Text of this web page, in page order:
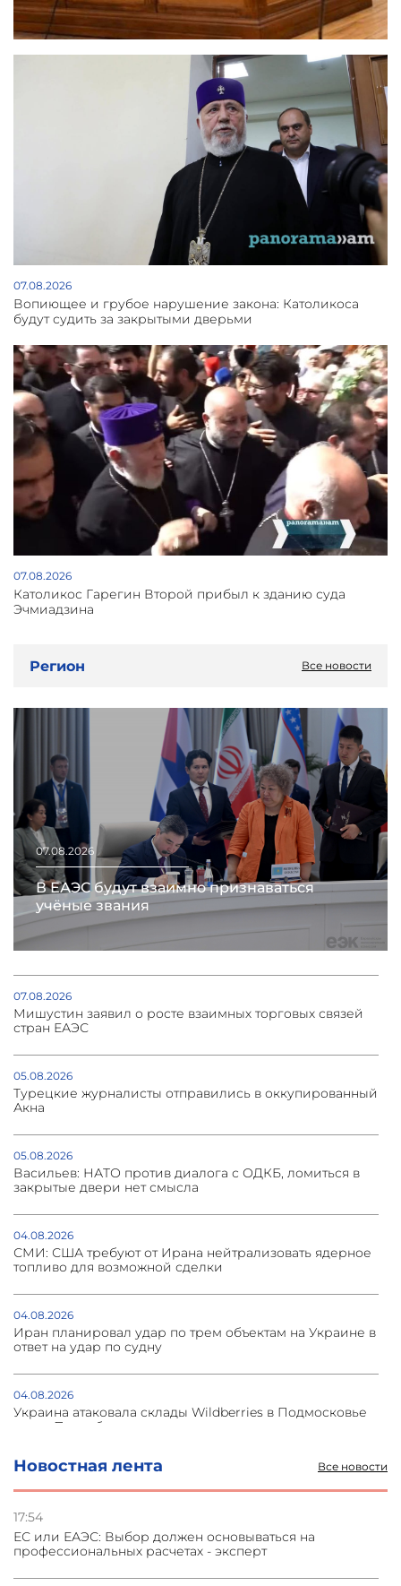
Новостная лента Все новости
17:54
ЕС или ЕАЭС: Выбор должен основываться на
профессиональных расчетах - эксперт
07.08.2026
Вопиющее и грубое нарушение закона: Католикоса
будут судить за закрытыми дверьми
07.08.2026
Католикос Гарегин Второй прибыл к зданию суда
Эчмиадзина
Регион Все новости
07.08.2026
В ЕАЭС будут взаимно признаваться
учёные звания
07.08.2026
Мишустин заявил о росте взаимных торговых связей
стран ЕАЭС
05.08.2026
Турецкие журналисты отправились в оккупированный
Акна
05.08.2026
Васильев: НАТО против диалога с ОДКБ, ломиться в
закрытые двери нет смысла
04.08.2026
СМИ: США требуют от Ирана нейтрализовать ядерное
топливо для возможной сделки
04.08.2026
Иран планировал удар по трем объектам на Украине в
ответ на удар по судну
04.08.2026
Украина атаковала склады Wildberries в Подмосковье
и под Петербургом
03.08.2026
Стратегия безопасности ОДКБ допускает применение
03.08.2026